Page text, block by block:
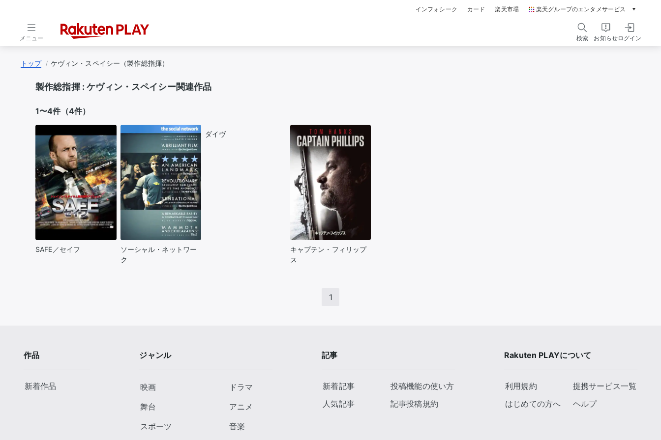
インフォシーク カード 楽天市場 楽天グループのエンタメサービス
本/ゲーム/CD/DVD
動画配信ガイド
Rakuten PLAY
メニュー 検索 お知らせログイン
トップ ケヴィン・スペイシー（製作総指揮）
製作総指揮 :ケヴィン・スペイシー関連作品
1〜4件（4件）
SAFE／セイフ
ソーシャル・ネットワー
ク
ダイヴ
キャプテン・フィリップ
ス
1
作品
新着作品
ジャンル
映画
舞台
スポーツ
ドラマ
アニメ
音楽
記事
新着記事
人気記事
投稿機能の使い方
記事投稿規約
Rakuten PLAYについて
利用規約
はじめての方へ
提携サービス一覧
ヘルプ